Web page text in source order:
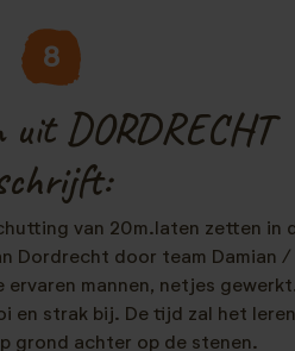
8
uit DORDRECHT
van 20m.laten zetten in
Dordrecht door team Damian /
ervaren mannen, netjes
en strak bij. De tijd zal het
grond achter op de stenen.